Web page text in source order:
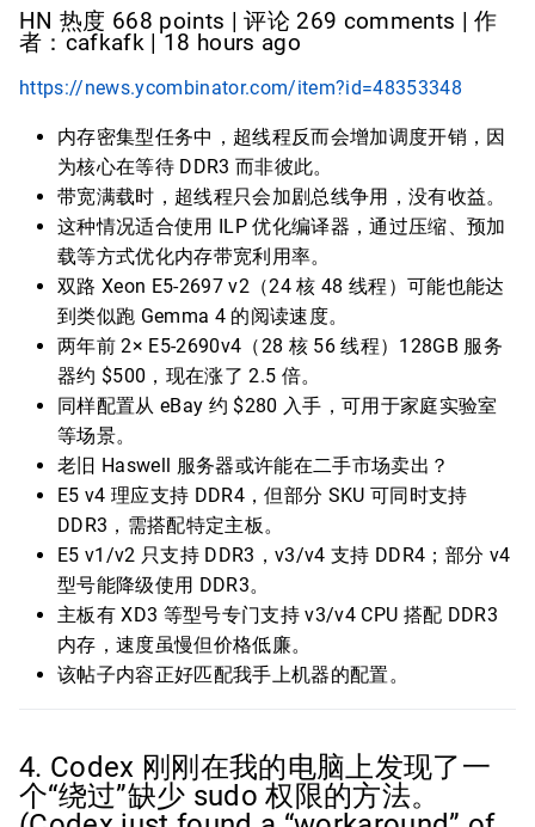
HN 热度 668 points | 评论 269 comments | 作
者：cafkafk | 18 hours ago
https://news.ycombinator.com/item?id=48353348
内存密集型任务中，超线程反而会增加调度开销，因
为核心在等待 DDR3 而非彼此。
带宽满载时，超线程只会加剧总线争用，没有收益。
这种情况适合使用 ILP 优化编译器，通过压缩、预加
载等方式优化内存带宽利用率。
双路 Xeon E5-2697 v2（24 核 48 线程）可能也能达
到类似跑 Gemma 4 的阅读速度。
两年前 2× E5-2690v4（28 核 56 线程）128GB 服务
器约 $500，现在涨了 2.5 倍。
同样配置从 eBay 约 $280 入手，可用于家庭实验室
等场景。
老旧 Haswell 服务器或许能在二手市场卖出？
E5 v4 理应支持 DDR4，但部分 SKU 可同时支持
DDR3，需搭配特定主板。
E5 v1/v2 只支持 DDR3，v3/v4 支持 DDR4；部分 v4
型号能降级使用 DDR3。
主板有 XD3 等型号专门支持 v3/v4 CPU 搭配 DDR3
内存，速度虽慢但价格低廉。
该帖子内容正好匹配我手上机器的配置。
4. Codex 刚刚在我的电脑上发现了一
个“绕过”缺少 sudo 权限的方法。